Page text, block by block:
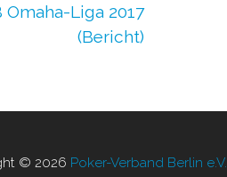
Liga 2017
(Bericht)
© 2026 Poker-Verband Berlin e.V.